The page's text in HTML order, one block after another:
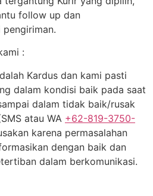
follow up dan
:
Kardus dan kami pasti
dalam kondisi baik pada saat
dalam tidak baik/rusak
atau WA +62-819-3750-
karena permasalahan
dengan baik dan
dalam berkomunikasi.